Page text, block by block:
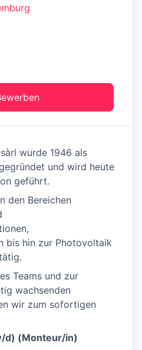
wurde 1946 als
und wird heute
geführt.
den Bereichen
bis hin zur Photovoltaik
Teams und zur
wachsenden
wir zum sofortigen
d) (Monteur/in)